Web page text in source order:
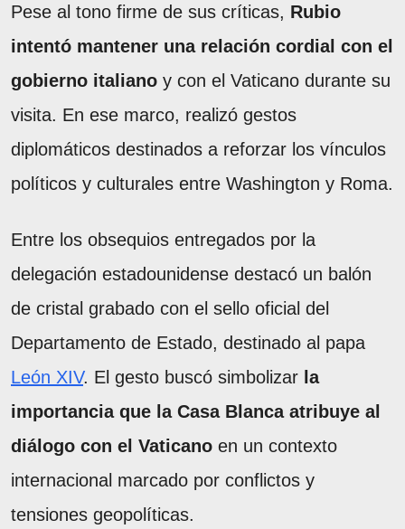
Pese al tono firme de sus críticas, Rubio
intentó mantener una relación cordial con el
gobierno italiano y con el Vaticano durante su
visita. En ese marco, realizó gestos
diplomáticos destinados a reforzar los vínculos
políticos y culturales entre Washington y Roma.
Entre los obsequios entregados por la
delegación estadounidense destacó un balón
de cristal grabado con el sello oficial del
Departamento de Estado, destinado al papa
León XIV. El gesto buscó simbolizar la
importancia que la Casa Blanca atribuye al
diálogo con el Vaticano en un contexto
internacional marcado por conflictos y
tensiones geopolíticas.